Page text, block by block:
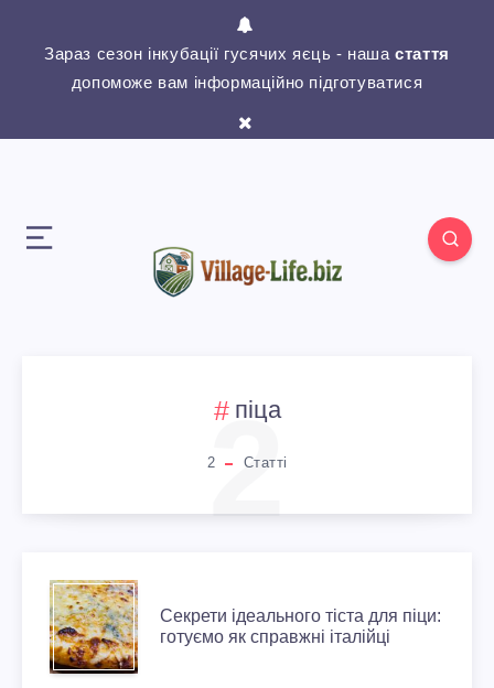
Зараз сезон інкубації гусячих яєць - нашастаття
допоможе вам інформаційно підготуватися
піца
2 Статті
2
С
Е
Секрети ідеального тіста для піци:
готуємо як справжні італійці